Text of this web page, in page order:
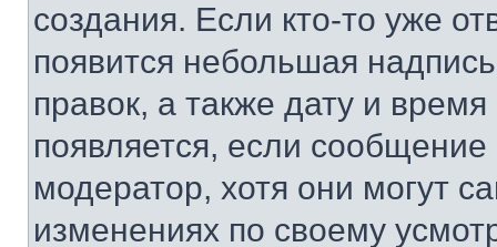
создания. Если кто-то уже
появится небольшая
правок, а также дату и
появляется, если
модератор, хотя они могут
изменениях по своему